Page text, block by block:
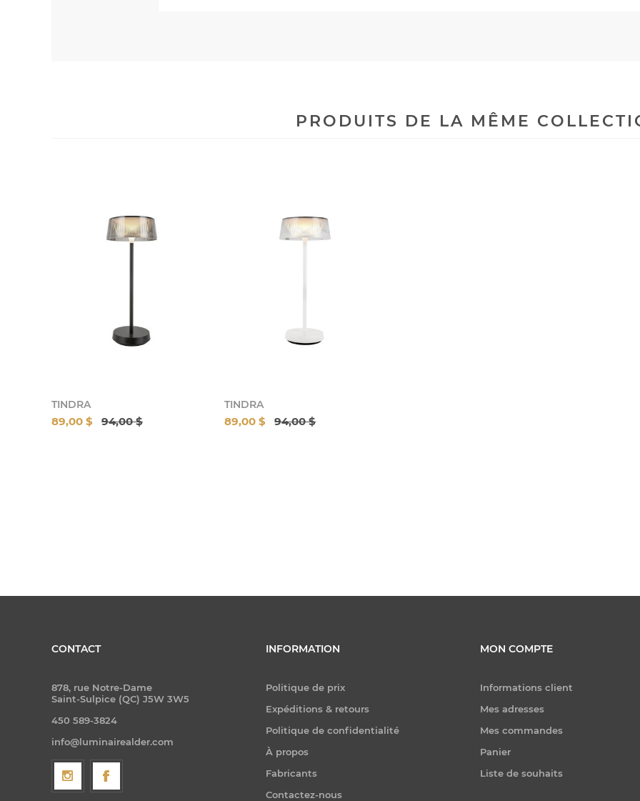
PRODUITS DE LA MÊME
TINDRA
89,00 $ 94,00 $
TINDRA
89,00 $ 94,00 $
CONTACT
878, rue Notre-Dame
Saint-Sulpice (QC) J5W 3W5
450 589-3824
info@luminairealder.com
INFORMATION
Politique de prix
Expéditions & retours
Politique de confidentialité
À propos
Fabricants
Contactez-nous
MON COMPTE
Informations client
Mes adresses
Mes commandes
Panier
Liste de souhaits